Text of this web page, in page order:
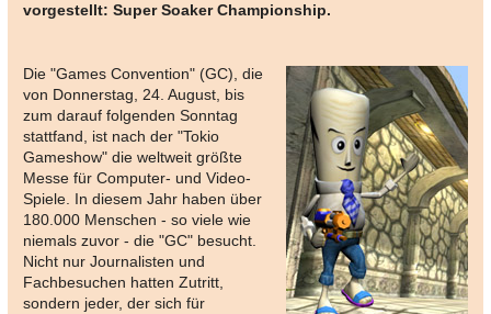
vorgestellt: Super Soaker Championship.
Die "Games Convention" (GC), die
von Donnerstag, 24. August, bis
zum darauf folgenden Sonntag
stattfand, ist nach der "Tokio
Gameshow" die weltweit größte
Messe für Computer- und Video-
Spiele. In diesem Jahr haben über
180.000 Menschen - so viele wie
niemals zuvor - die "GC" besucht.
Nicht nur Journalisten und
Fachbesuchen hatten Zutritt,
sondern jeder, der sich für